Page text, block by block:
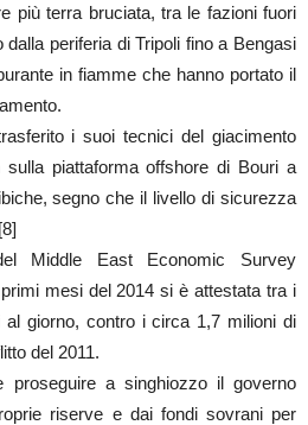
più terra bruciata, tra le fazioni fuori
periferia di Tripoli fino a Bengasi
in fiamme che hanno portato il
i suoi tecnici del giacimento
sulla piattaforma offshore di Bouri a
segno che il livello di sicurezza
Middle East Economic Survey
mesi del 2014 si è attestata tra i
giorno, contro i circa 1,7 milioni di
del 2011.
proseguire a singhiozzo il governo
riserve e dai fondi sovrani per